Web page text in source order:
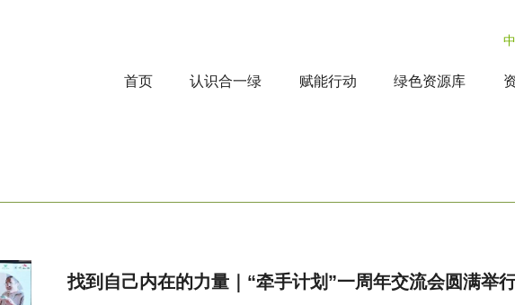
首页 认识合一绿 赋能行动 绿色资源库
找到自己内在的力量｜“牵手计划”一周年交流会圆满举